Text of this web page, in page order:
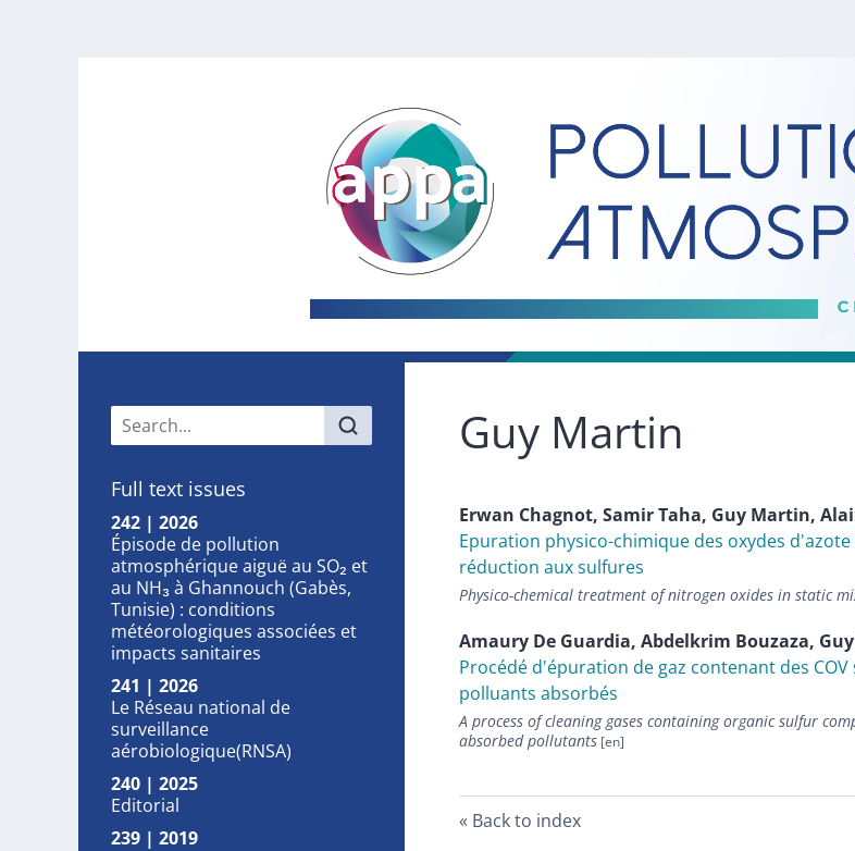
Main menu
Full text issues
242 | 2026
Épisode de pollution
atmosphérique aiguë au SO₂ et
au NH₃ à Ghannouch (Gabès,
Tunisie) : conditions
météorologiques associées et
impacts sanitaires
241 | 2026
Le Réseau national de
surveillance
aérobiologique(RNSA)
240 | 2025
Editorial
239 | 2019
Guy Martin
Erwan Chagnot, SamirTaha, Guy Martin,
Epuration physico-chimique des oxydes
réduction aux sulfures
Physico-chemical treatment of nitrogen oxides in static
Amaury De Guardia, Abdelkrim Bouzaza, Guy
Procédé d'épuration de gaz contenant des
polluants absorbés
A process of cleaning gases containing organic sulfur
absorbed pollutants
Back to index